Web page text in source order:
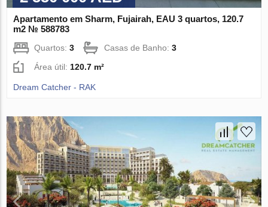
Apartamento em Sharm, Fujairah, EAU 3 quartos, 120.7
m2 № 588783
Quartos:3 Casas de Banho:3
Área útil: 120.7 m²
Dream Catcher - RAK